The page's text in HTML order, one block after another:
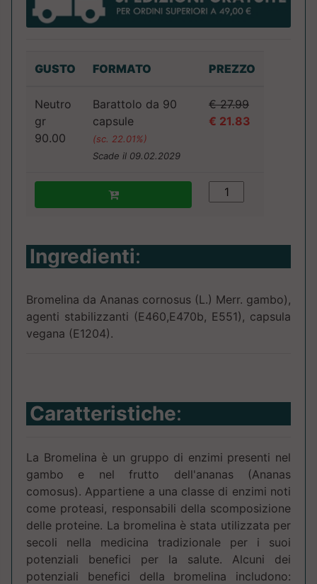
GUSTO FORMATO PREZZO
Neutro
gr
90.00
Barattolo da 90
capsule
(sc. 22.01%)
Scade il 09.02.2029
€ 27.99
€ 21.83
Ingredienti:
Bromelina da Ananas cornosus (L.) Merr. gambo),
agenti stabilizzanti (E460,E470b, E551), capsula
vegana (E1204).
Caratteristiche:
La Bromelina è un gruppo di enzimi presenti nel
gambo e nel frutto dell'ananas (Ananas
comosus). Appartiene a una classe di enzimi noti
come proteasi, responsabili della scomposizione
delle proteine. La bromelina è stata utilizzata per
secoli nella medicina tradizionale per i suoi
potenziali benefici per la salute. Alcuni dei
potenziali benefici della bromelina includono: